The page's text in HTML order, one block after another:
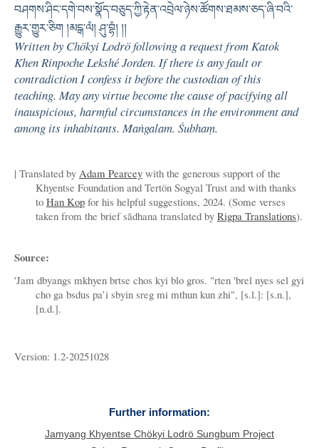
བཤགས་ཤིང་དགེ་བས་སྣོད་བཅུད་ཀྱི་རྟེན་འབྲེལ་ཉེས་ཚོགས་ཐམས་ཅད་ཞི་བའི་
རྒྱུར་གྱུར་ཅིག །མངྒ་ལཾ། ཤུ་བྷཾ། །།
Written by Chökyi Lodrö following a request from Katok
Khen Rinpoche Lekshé Jorden. If there is any fault or
contradiction I confess it before the custodian of this
teaching. May any virtue become the cause of pacifying all
inauspicious, harmful circumstances in the environment and
among its inhabitants. Maṅgalam. Śubhaṃ.
| Translated by Adam Pearcey with the generous support of the
Khyentse Foundation and Tertön Sogyal Trust and with thanks
to Han Kop for his helpful suggestions, 2024. (Some verses
taken from the brief sādhana translated by Rigpa Translations).
Source:
'Jam dbyangs mkhyen brtse chos kyi blo gros. "rten 'brel nyes sel gyi
cho ga bsdus pa’i sbyin sreg mi mthun kun zhi", [s.l.]: [s.n.],
[n.d.].
Version: 1.2-20251028
Further information:
Jamyang Khyentse Chökyi Lodrö Sungbum Project